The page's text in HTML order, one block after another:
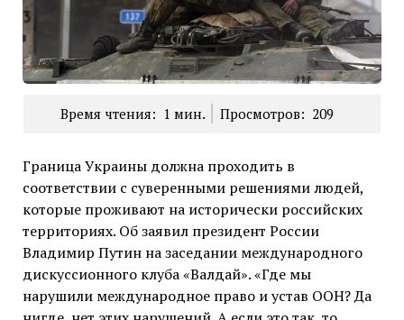
Время чтения: 1 мин. Просмотров: 209
Граница Украины должна проходить в
соответствии с суверенными решениями людей,
которые проживают на исторически российских
территориях. Об заявил президент России
Владимир Путин на заседании международного
дискуссионного клуба «Валдай». «Где мы
нарушили международное право и устав ООН? Да